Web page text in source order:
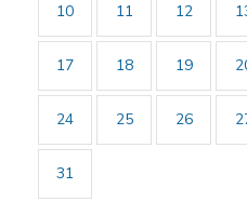
10 11 12
17 18 19
24 25 26
31